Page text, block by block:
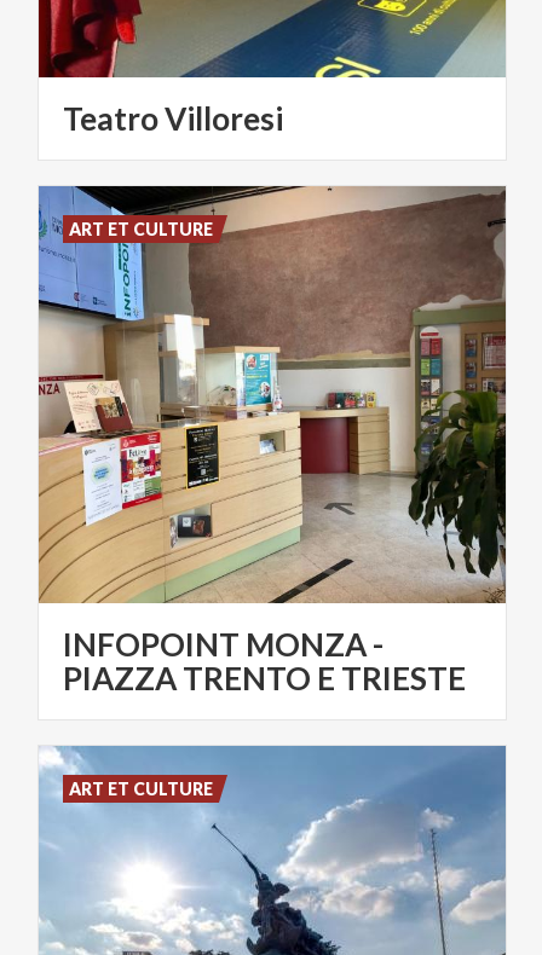
TeatroVilloresi
INFOPOINT MONZA -
PIAZZA TRENTO E TRIESTE
ART ET CULTURE
ART ET CULTURE